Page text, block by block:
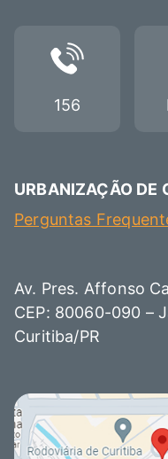
156
URBANIZAÇÃO DE
Perguntas
Av. Pres. Affonso
CEP: 80060-090 –
Curitiba/PR